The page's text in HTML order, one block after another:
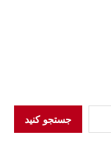
جستجو کنید